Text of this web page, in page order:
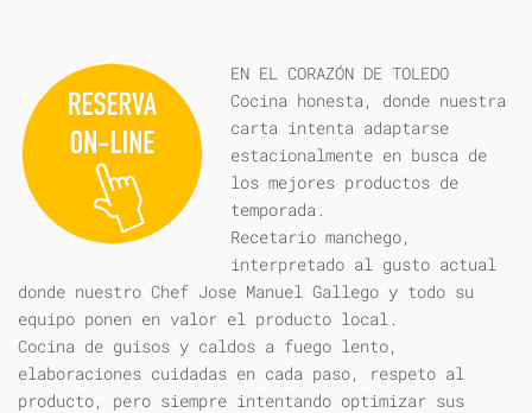
EN EL CORAZÓN DE TOLEDO
Cocina honesta, donde nuestra
carta intenta adaptarse
estacionalmente en busca de
los mejores productos de
temporada.
Recetario manchego,
interpretado al gusto actual
donde nuestro Chef Jose Manuel Gallego y todo su
equipo ponen en valor el producto local.
Cocina de guisos y caldos a fuego lento,
elaboraciones cuidadas en cada paso, respeto al
producto, pero siempre intentando optimizar sus